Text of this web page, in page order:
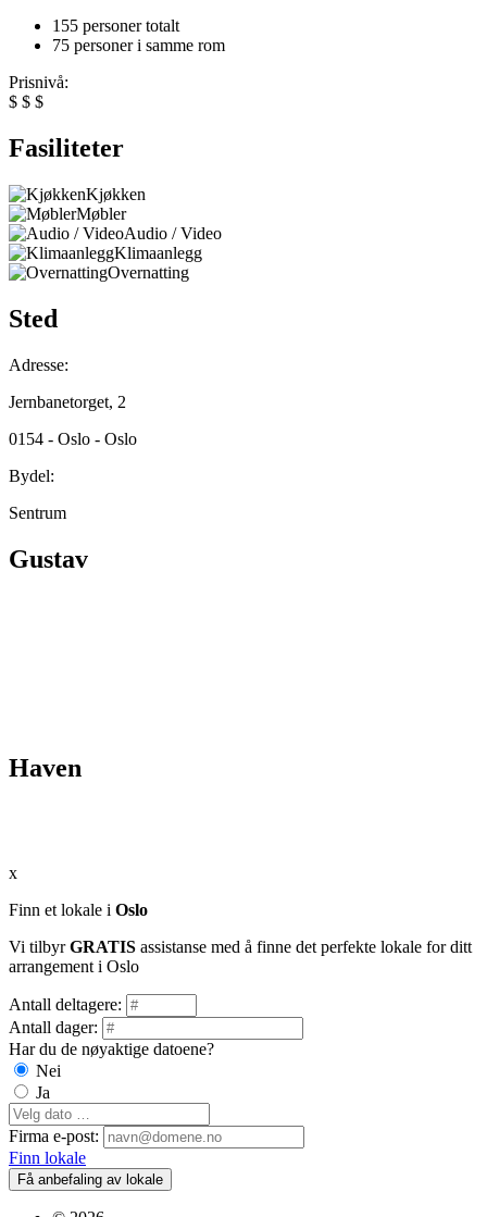
155 personer totalt
75 personer i samme rom
Prisnivå:
$ $ $
Fasiliteter
Kjøkken
Møbler
Audio / Video
Klimaanlegg
Overnatting
Sted
Adresse:
Jernbanetorget, 2
0154 - Oslo - Oslo
Bydel:
Sentrum
Gustav
Haven
x
Finn et lokale i Oslo
Vi tilbyrGRATIS assistanse med å finne det perfekte lokale for ditt
arrangement i Oslo
Antall deltagere:
Antall dager:
Har du de nøyaktige datoene?
Nei
Ja
Firma e-post:
Finn lokale
Få anbefaling av lokale